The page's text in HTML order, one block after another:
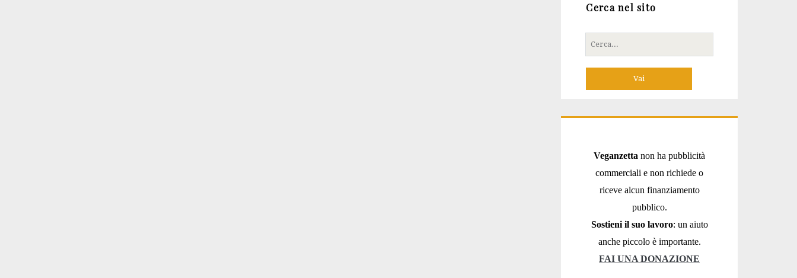
Cerca nel sito
Cerca
per:
Veganzetta non ha pubblicità
commerciali e non richiede o
riceve alcun finanziamento
pubblico.
Sostieni il suo lavoro: un aiuto
anche piccolo è importante.
FAI UNA DONAZIONE